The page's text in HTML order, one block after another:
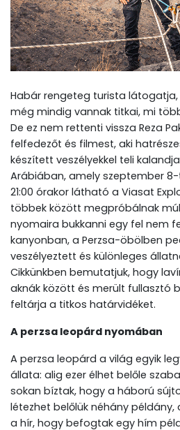
Habár rengeteg turista
még mindig vannak titkai, mi
De ez nem rettenti vissza Reza
felfedezőt és filmest, aki
készített veszélyekkel teli
Arábiában, amely szeptember
21:00 órakor látható a Viasat
többek között megpróbálnak
nyomaira bukkanni egy fel nem
kanyonban, a Perzsa-öbölben
veszélyeztett és különleges
Cikkünkben bemutatjuk, hogy
aknák között és merült fullasztó
feltárja a titkos határvidéket.
A perzsa leopárd nyomában
A perzsa leopárd a világ egyik
állata: alig ezer élhet belőle
sokan bíztak, hogy a háború
létezhet belőlük néhány példány,
a hír, hogy befogtak egy hím